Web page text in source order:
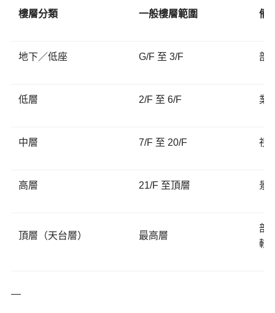
樓層分類 一般樓層範圍 備
地下／低座 G/F 至 3/F 部
低層 2/F 至 6/F 業
中層 7/F 至 20/F 視
高層 21/F 至頂層 景
頂層（天台層） 最高層
部
較
—